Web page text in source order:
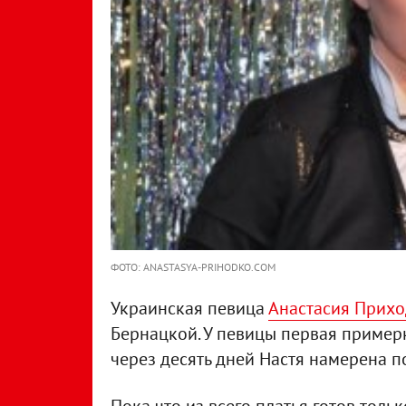
ФОТО: ANASTASYA-PRIHODKO.COM
Украинская певицаАнастасия
Бернацкой. У певицы первая
через десять дней Настя намерена